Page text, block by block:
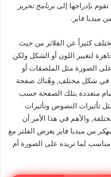
بإدراجها إلى برنامج تحرير
من ميديا فاير.
كثيراً عن الفلاتر من حيث
لتغيير اللون أو الشكل ولكن
الصورة مثل الملصقات أو
في شكل مختلف, وهٌناك صفحة
متعددة بتلك الصفحة حسب
تأثيرات النصوص وتأثيرات
والأهم في هذا الأمر أن
من ميديا فاير يعرض الفلتر مع
مناسب لما تريده على الصورة أم